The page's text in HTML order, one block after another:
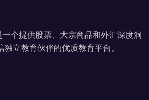
供股票、大宗商品和外汇深度洞
立教育伙伴的优质教育平台。